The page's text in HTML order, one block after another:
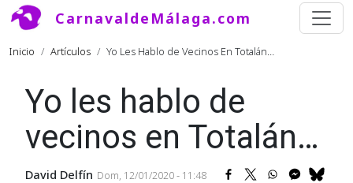
Pasar al contenido principal
CarnavaldeMálaga.com
Inicio Artículos Yo Les Hablo de Vecinos En Totalán…
Yo les hablo de
vecinos en Totalán…
David Delfín Dom, 12/01/2020 - 11:48